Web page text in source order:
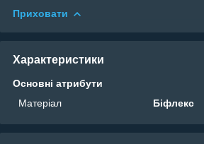
Приховати
Характеристики
Основні атрибути
Матеріал
Біфлекс